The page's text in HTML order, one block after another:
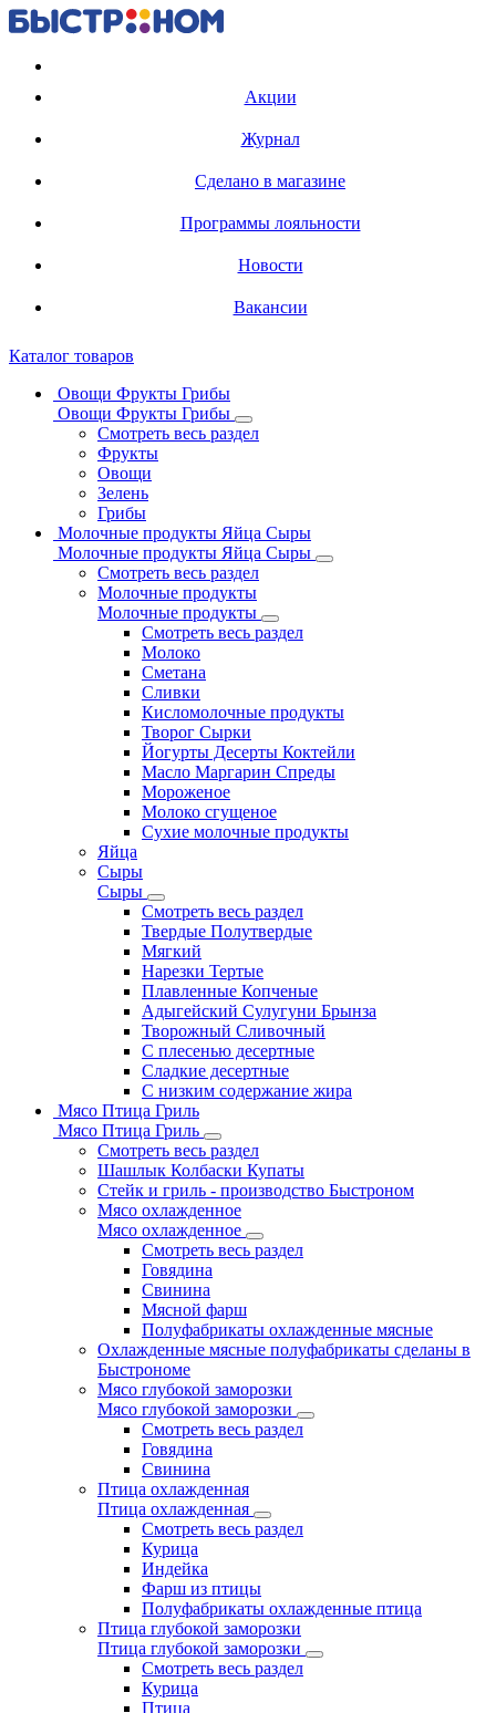
Акции
Журнал
Сделано в магазине
Программы лояльности
Новости
Вакансии
Каталог товаров
Овощи Фрукты Грибы
Овощи Фрукты Грибы
Смотреть весь раздел
Фрукты
Овощи
Зелень
Грибы
Молочные продукты Яйца Сыры
Молочные продукты Яйца Сыры
Смотреть весь раздел
Молочные продукты
Молочные продукты
Смотреть весь раздел
Молоко
Сметана
Сливки
Кисломолочные продукты
Творог Сырки
Йогурты Десерты Коктейли
Масло Маргарин Спреды
Мороженое
Молоко сгущеное
Сухие молочные продукты
Яйца
Сыры
Сыры
Смотреть весь раздел
Твердые Полутвердые
Мягкий
Нарезки Тертые
Плавленные Копченые
Адыгейский Сулугуни Брынза
Творожный Сливочный
С плесенью десертные
Сладкие десертные
С низким содержание жира
Мясо Птица Гриль
Мясо Птица Гриль
Смотреть весь раздел
Шашлык Колбаски Купаты
Стейк и гриль - производство Быстроном
Мясо охлажденное
Мясо охлажденное
Смотреть весь раздел
Говядина
Свинина
Мясной фарш
Полуфабрикаты охлажденные мясные
Охлажденные мясные полуфабрикаты сделаны в
Быстрономе
Мясо глубокой заморозки
Мясо глубокой заморозки
Смотреть весь раздел
Говядина
Свинина
Птица охлажденная
Птица охлажденная
Смотреть весь раздел
Курица
Индейка
Фарш из птицы
Полуфабрикаты охлажденные птица
Птица глубокой заморозки
Птица глубокой заморозки
Смотреть весь раздел
Курица
Птица